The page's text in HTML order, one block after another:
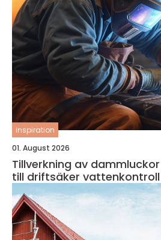
inspiration
01. August 2026
Tillverkning av dammluckor från stålråvara
till driftsäker vattenkontroll